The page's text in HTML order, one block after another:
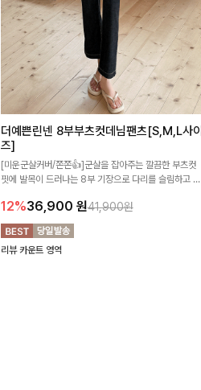
더예쁜린넨 8부부츠컷데님팬츠[S,M,L사이
즈]
[미운군살커버/쫀쫀👍]군살을 잡아주는 깔끔한 부츠컷
핏에 발목이 드러나는 8부 기장으로 다리를 슬림하고 길
요~!
12%36,900 원41,900원
리뷰 카운트 영역